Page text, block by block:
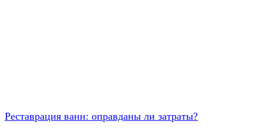
Реставрация ванн: оправданы ли затраты?